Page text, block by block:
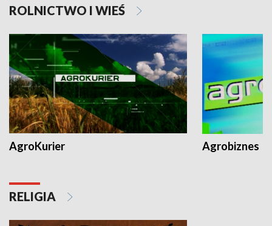
ROLNICTWO I WIEŚ
AgroKurier Agrobiznes
RELIGIA